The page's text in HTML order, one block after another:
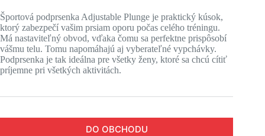
bola:
67,95 €.
je:
54,95 €.
Športová podprsenka Adjustable Plunge je praktický kúsok,
ktorý zabezpečí vašim prsiam oporu počas celého tréningu.
Má nastaviteľný obvod, vďaka čomu sa perfektne prispôsobí
vášmu telu. Tomu napomáhajú aj vyberateľné vypchávky.
Podprsenka je tak ideálna pre všetky ženy, ktoré sa chcú cítiť
príjemne pri všetkých aktivitách.
DO OBCHODU